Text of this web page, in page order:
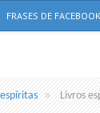
FRASES DE FACEBOOK
Livros